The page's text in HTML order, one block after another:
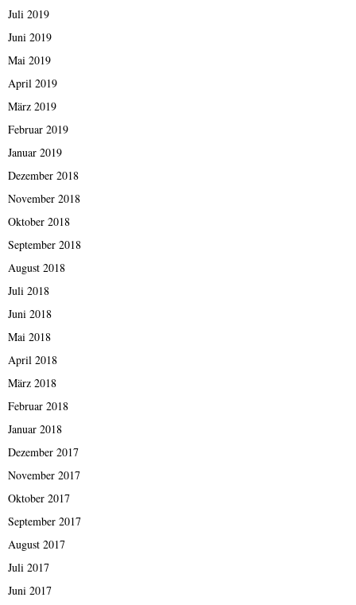
Juli 2019
Juni 2019
Mai 2019
April 2019
März 2019
Februar 2019
Januar 2019
Dezember 2018
November 2018
Oktober 2018
September 2018
August 2018
Juli 2018
Juni 2018
Mai 2018
April 2018
März 2018
Februar 2018
Januar 2018
Dezember 2017
November 2017
Oktober 2017
September 2017
August 2017
Juli 2017
Juni 2017